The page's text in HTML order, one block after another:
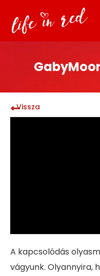
Vissza
A kapcsolódás
vágyunk. Olyannyira,